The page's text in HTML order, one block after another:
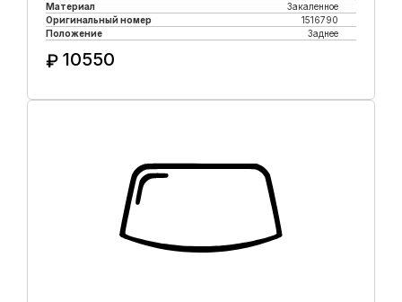
Материал
Закаленное
Оригинальный номер
1516790
Положение
Заднее
₽ 10550